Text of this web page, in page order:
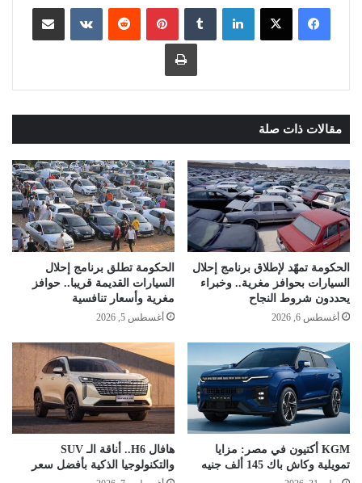
لينكدإن ‏Tumblr بينتيريست
‏Reddit
‏VKontakte مشاركة عبر البريد
طباعة
مقالات ذات صلة
الحكومة تمهّد لإطلاق برنامج إحلال
السيارات بحوافز مغرية.. وخبراء
يحددون شروط النجاح
أغسطس 6, 2026
الحكومة تطلق برنامج إحلال
السيارات القديمة قريبا.. حوافز
مغرية وأسعار تنافسية
أغسطس 5, 2026
KGM أكتيون في مصر: مزايا
تمويلية وكاش باك 145 ألف جنيه
هافال H6.. أناقة الـ SUV
والتكنولوجيا الذكية بأفضل سعر